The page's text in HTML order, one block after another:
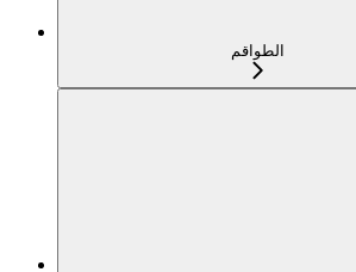
الطواقم